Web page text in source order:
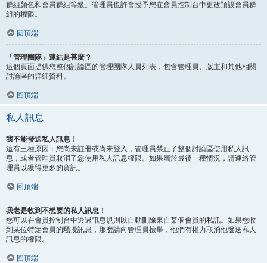
群組顏色和會員群組等級。管理員也許會授予您在會員控制台中更改預設會員群
組的權限。
回頂端
「管理團隊」連結是甚麼？
這個頁面提供您整個討論區的管理團隊人員列表，包含管理員、版主和其他相關
討論區的詳細資料。
回頂端
私人訊息
我不能發送私人訊息！
這有三種原因：您尚未註冊或尚未登入，管理員禁止了整個討論區使用私人訊
息，或者管理員取消了您使用私人訊息權限。如果屬於最後一種情況，請連絡管
理員以獲得更多的資訊。
回頂端
我老是收到不想要的私人訊息！
您可以在會員控制台中透過訊息規則以自動刪除來自某個會員的私訊。如果您收
到某位特定會員的騷擾訊息，那麼請向管理員檢舉，他們有權力取消他發送私人
訊息的權限。
回頂端